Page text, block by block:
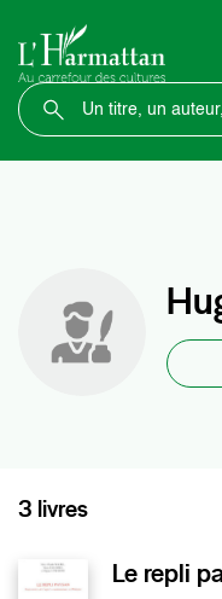
3 livres
Le repli